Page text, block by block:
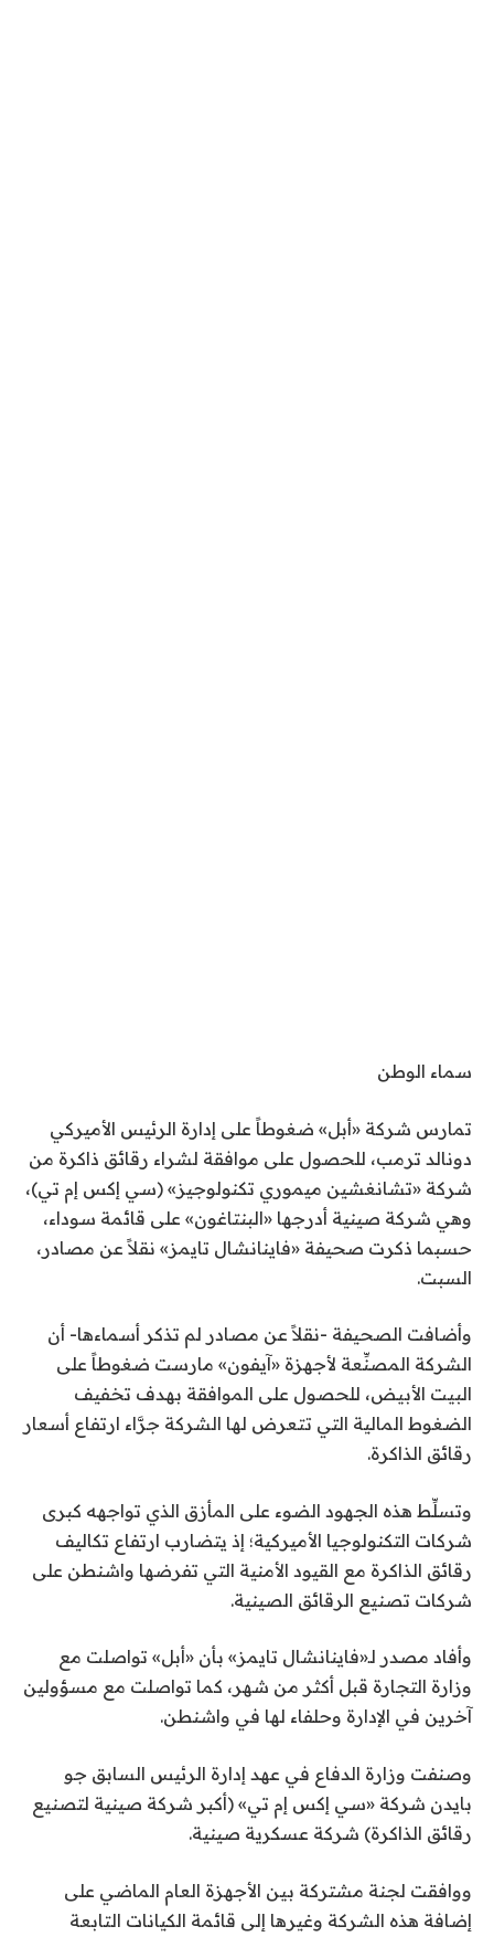
سماء الوطن
تمارس شركة «أبل» ضغوطاً على إدارة الرئيس الأميركي
دونالد ترمب، للحصول على موافقة لشراء رقائق ذاكرة من
شركة «تشانغشين ميموري تكنولوجيز» (سي إكس إم تي)،
وهي شركة صينية أدرجها «البنتاغون» على قائمة سوداء،
حسبما ذكرت صحيفة «فاينانشال تايمز» نقلاً عن مصادر،
السبت.
وأضافت الصحيفة -نقلاً عن مصادر لم تذكر أسماءها- أن
الشركة المصنِّعة لأجهزة «آيفون» مارست ضغوطاً على
البيت الأبيض، للحصول على الموافقة بهدف تخفيف
الضغوط المالية التي تتعرض لها الشركة جرَّاء ارتفاع أسعار
رقائق الذاكرة.
وتسلِّط هذه الجهود الضوء على المأزق الذي تواجهه كبرى
شركات التكنولوجيا الأميركية؛ إذ يتضارب ارتفاع تكاليف
رقائق الذاكرة مع القيود الأمنية التي تفرضها واشنطن على
شركات تصنيع الرقائق الصينية.
وأفاد مصدر لـ«فاينانشال تايمز» بأن «أبل» تواصلت مع
وزارة التجارة قبل أكثر من شهر، كما تواصلت مع مسؤولين
آخرين في الإدارة وحلفاء لها في واشنطن.
وصنفت وزارة الدفاع في عهد إدارة الرئيس السابق جو
بايدن شركة «سي إكس إم تي» (أكبر شركة صينية لتصنيع
رقائق الذاكرة) شركة عسكرية صينية.
ووافقت لجنة مشتركة بين الأجهزة العام الماضي على
إضافة هذه الشركة وغيرها إلى قائمة الكيانات التابعة